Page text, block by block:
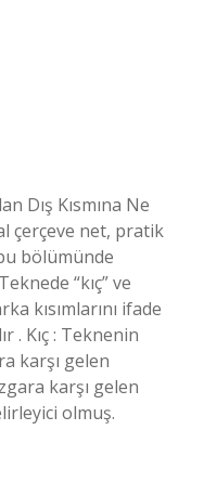
Dış Kısmına Ne
çerçeve net, pratik
bölümünde
“kıç” ve
kısımlarını ifade
. Kıç : Teknenin
karşı gelen
karşı gelen
olmuş.